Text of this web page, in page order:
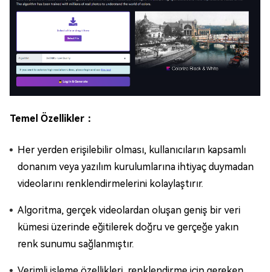
Temel Özellikler：
Her yerden erişilebilir olması, kullanıcıların kapsamlı
donanım veya yazılım kurulumlarına ihtiyaç duymadan
videolarını renklendirmelerini kolaylaştırır.
Algoritma, gerçek videolardan oluşan geniş bir veri
kümesi üzerinde eğitilerek doğru ve gerçeğe yakın
renk sunumu sağlanmıştır.